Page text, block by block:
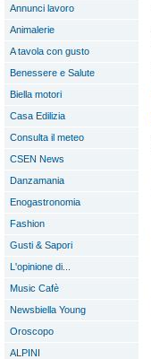
Annunci lavoro
Animalerie
A tavola con gusto
Benessere e Salute
Biella motori
Casa Edilizia
Consulta il meteo
CSEN News
Danzamania
Enogastronomia
Fashion
Gusti & Sapori
L'opinione di...
Music Cafè
Newsbiella Young
Oroscopo
ALPINI